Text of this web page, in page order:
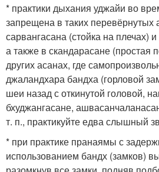
* практики дыхания уджайи во
запрещена в таких перевёрнутых
сарвангасана (стойка на плечах)
а также в скандарасане (простая
других асанах, где
джаландхара бандха (горловой
шеи назад с откинутой головой,
бхуджангасане,
т. п., практикуйте едва слышный
* при практике пранаямы с
использованием бандх (замков)